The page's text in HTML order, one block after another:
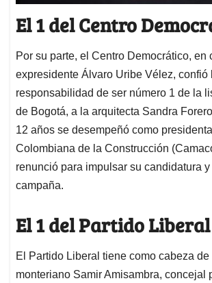
El 1 del Centro
Por su parte, el Centro Democrático, en
expresidente Álvaro Uribe Vélez, confió
responsabilidad de ser número 1 de la
de Bogotá, a la arquitecta Sandra
12 años se desempeñó como
Colombiana de la Construcción
renunció para impulsar su candidatura
campaña.
El 1 del Partido Liberal
El Partido Liberal tiene como cabeza de
monteriano Samir Amisambra, concejal